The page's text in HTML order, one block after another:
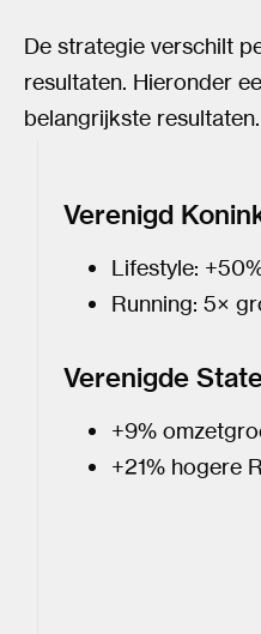
De strategie verschilt
resultaten. Hieronder
belangrijkste resultaten.
Verenigd
Lifestyle:
Running: 5×
Verenigde
+9%
+21% hogere